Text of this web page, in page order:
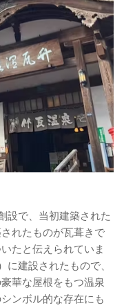
設で、当初建築された
れたものが瓦葺きで
たと伝えられていま
建設されたもので、
華な屋根をもつ温泉
ンボル的な存在にも